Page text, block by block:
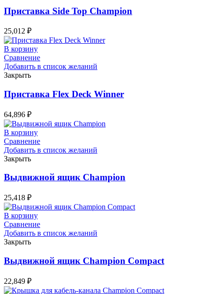
Приставка Side Top Champion
25,012 ₽
В корзину
Сравнение
Добавить в список желаний
Закрыть
Приставка Flex Deck Winner
64,896 ₽
В корзину
Сравнение
Добавить в список желаний
Закрыть
Выдвижной ящик Champion
25,418 ₽
В корзину
Сравнение
Добавить в список желаний
Закрыть
Выдвижной ящик Champion Compact
22,849 ₽